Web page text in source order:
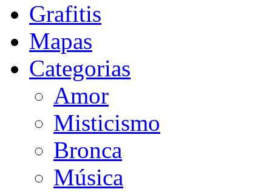
Grafitis
Mapas
Categorias
Amor
Misticismo
Bronca
Música